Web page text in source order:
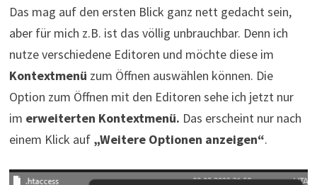
Das mag auf den ersten Blick ganz nett gedacht sein,
aber für mich z.B. ist das völlig unbrauchbar. Denn ich
nutze verschiedene Editoren und möchte diese im
Kontextmenü zum Öffnen auswählen können. Die
Option zum Öffnen mit den Editoren sehe ich jetzt nur
im erweiterten Kontextmenü. Das erscheint nur nach
einem Klick auf „Weitere Optionen anzeigen“.